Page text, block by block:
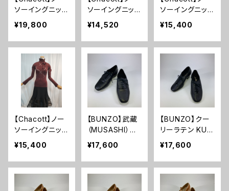
ソーイングニッ
ト リバーシブ
ルルーズフィット
トップ チャコッ
¥19,800
ソーイングニッ
ト リバーシブ
ルボートネックト
ップ チャコット
¥14,520
ソーイングニッ
ト サイドリボン
ハイネックニット
トップ チャコッ
ト
¥15,400
【Chacott】ノー
ソーイングニッ
ト ウェイビーラ
インハイネックト
ップ チャコット
¥15,400
【BUNZO】武蔵
（MUSASHI）ス
タンダード ブラ
ックソフトレザー
メンズ シューズ
ダンス 社交ダン
ス ラテン ブラッ
¥17,600
【BUNZO】クー
リーラテン KUR
RYラテン メンズ
シューズ ダンス
社交ダンス ラテ
ン ブラック ソフ
トレザー【栗林ブ
¥17,600